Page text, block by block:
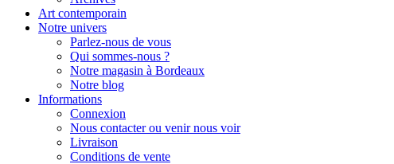
Art contemporain
Notre univers
Parlez-nous de vous
Qui sommes-nous ?
Notre magasin à Bordeaux
Notre blog
Informations
Connexion
Nous contacter ou venir nous voir
Livraison
Conditions de vente